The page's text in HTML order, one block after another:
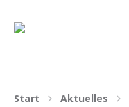
Start Aktuelles